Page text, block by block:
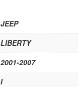
JEEP
LIBERTY
2001-2007
I